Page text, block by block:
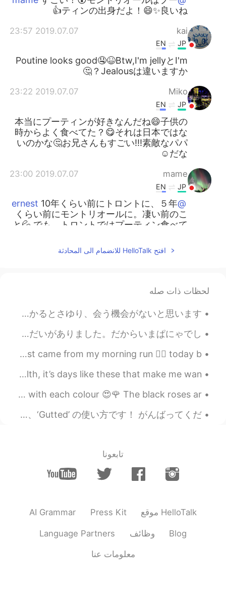
ティンの出身だよ！😄✨良いね👍
kai
2019.07.07 23:57
JP
EN
Poutine looks good🤤😆Btw,I'm jellyとI'm
Jealousは違いますか？🤔
Miko
2019.07.07 23:22
JP
EN
本当にプーティンが好きなんだね😄子供の
時からよく食べてた？😋それは日本ではな
いのかな🤔お兄さんもすごい!!!素敵なパパ
だな☺
mame
2019.07.07 23:00
JP
EN
@ernest
10年くらい前にトロントに、５年
くらい前にモントリオールに。凄い前のこ
と💦 でも、トロントではプーティン食べて
とベーグルをいっぱい食べた！😋😋🥯
@kani
笑笑😄 手作りモンキーバーを作っ
😁
ernest
2019.07.07 20:08
EN
JP
食べたことがある！😃 良いね！
👍 いつカナダに行った？🇨🇦
ernest
2019.07.07 20:03
EN
JP
EN
EN
افتح HelloTalk للانضمام الى المحادثة
لحظات ذات صله
昨日は最高の土曜日だった。めっちゃ楽しかった :) 僕の家で友達、ゲーム、酒、餃子、音楽、花火。HTは本当にいい事だ。無かったら、この素晴らしい人に、ひかるとさゆり、会う機会がないと思います。...
私は料理じんです！ 一番好きいな仕事は寿司を巣繰りました。 でも前のレストランはいっぱいsexual harrassment(日本ほてなんですか??)のもんだいがありました。だからいまぱにゃでし...
Good morning from Canada 🍁 today it will be cloudy ⛅️! Just came from my morning run 🏃‍♂️ today b...
Recently I’ve been really struggling with my mental health, it’s days like these that make me wan...
The rose can have so many colours and still look gorgeous with each colour 😍🌹 The black roses ar...
今日の英語! 🇬🇧 Today we will learn how to use the phrase ‘Guttedッスンは、便利なフレーズ、‘Gutted’ の使い方です！ がんばってくだ...
تابعونا
AI Grammar Press Kit موقع HelloTalk
Language Partners وظائف Blog
معلومات عنا